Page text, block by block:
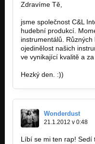
Zdravíme Tě,
jsme společnost C&L
hudební produkcí.
instrumentálů.
ojedinělost našich
ve vynikající kvalitě a
Hezký den. :))
Wonderdust
21.1.2012 v 0:48
Líbí se mi ten rap! Sedí